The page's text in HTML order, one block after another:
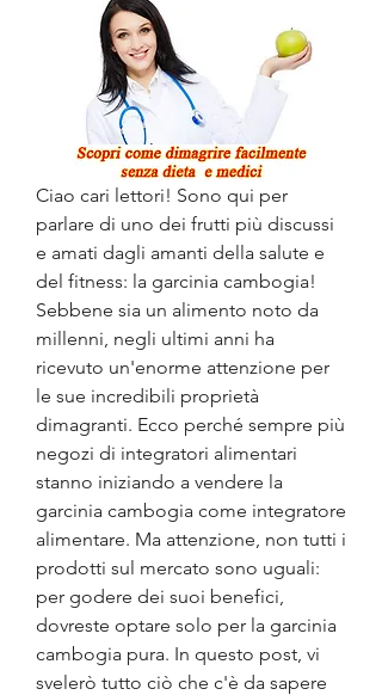
Ciao cari lettori! Sono qui per
parlare di uno dei frutti più discussi
e amati dagli amanti della salute e
del fitness: la garcinia cambogia!
Sebbene sia un alimento noto da
millenni, negli ultimi anni ha
ricevuto un'enorme attenzione per
le sue incredibili proprietà
dimagranti. Ecco perché sempre più
negozi di integratori alimentari
stanno iniziando a vendere la
garcinia cambogia come integratore
alimentare. Ma attenzione, non tutti i
prodotti sul mercato sono uguali:
per godere dei suoi benefici,
dovreste optare solo per la garcinia
cambogia pura. In questo post, vi
svelerò tutto ciò che c'è da sapere